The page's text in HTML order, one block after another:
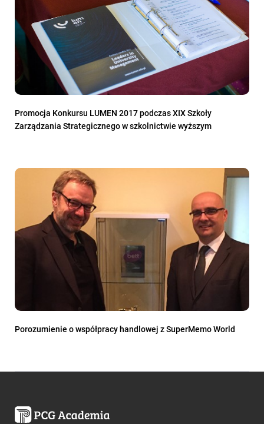
Promocja Konkursu LUMEN 2017 podczas XIX Szkoły
Zarządzania Strategicznego w szkolnictwie wyższym
Porozumienie o współpracy handlowej z SuperMemo World